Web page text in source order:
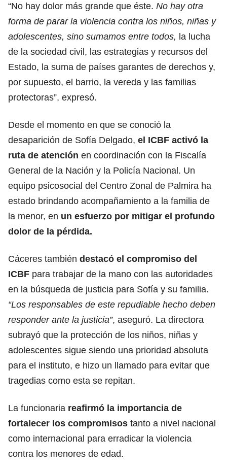
“No hay dolor más grande que éste. No hay otra
forma de parar la violencia contra los niños, niñas y
adolescentes, sino sumamos entre todos, la lucha
de la sociedad civil, las estrategias y recursos del
Estado, la suma de países garantes de derechos y,
por supuesto, el barrio, la vereda y las familias
protectoras”, expresó.
Desde el momento en que se conoció la
desaparición de Sofía Delgado, el ICBF activó la
ruta de atención en coordinación con la Fiscalía
General de la Nación y la Policía Nacional. Un
equipo psicosocial del Centro Zonal de Palmira ha
estado brindando acompañamiento a la familia de
la menor, en un esfuerzo por mitigar el profundo
dolor de la pérdida.
Cáceres también destacó el compromiso del
ICBF para trabajar de la mano con las autoridades
en la búsqueda de justicia para Sofía y su familia.
“Los responsables de este repudiable hecho deben
responder ante la justicia”, aseguró. La directora
subrayó que la protección de los niños, niñas y
adolescentes sigue siendo una prioridad absoluta
para el instituto, e hizo un llamado para evitar que
tragedias como esta se repitan.
La funcionaria reafirmó la importancia de
fortalecer los compromisos tanto a nivel nacional
como internacional para erradicar la violencia
contra los menores de edad.